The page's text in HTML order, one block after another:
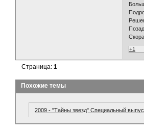
+1
Страница:1
Похожие темы
2009 - "Тайны звезд" Специальный